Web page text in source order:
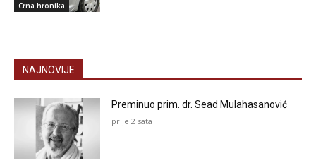
Crna hronika
NAJNOVIJE
Preminuo prim. dr. Sead Mulahasanović
prije 2 sata